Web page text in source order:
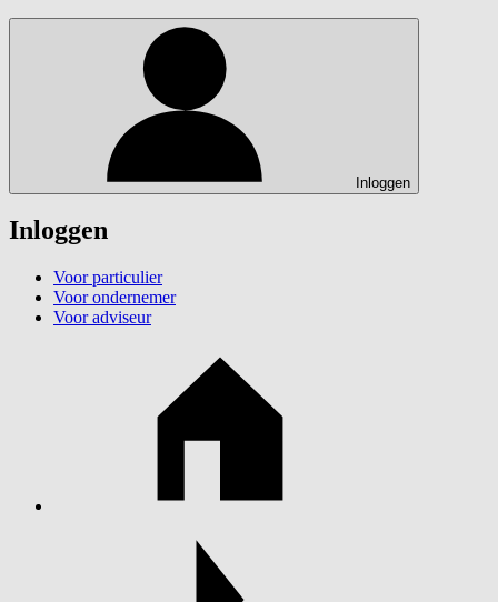
Inloggen
Inloggen
Voor particulier
Voor ondernemer
Voor adviseur